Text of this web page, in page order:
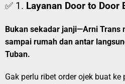
✅ 1. Layanan Door to Door
Bukan sekadar janji—Arni Trans
sampai rumah dan antar
Tuban.
Gak perlu ribet order ojek buat ke